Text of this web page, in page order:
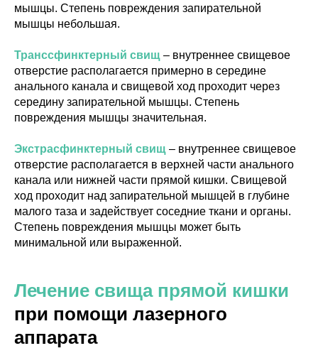
мышцы. Степень повреждения запирательной
мышцы небольшая.
Транссфинктерный свищ – внутреннее свищевое
отверстие располагается примерно в середине
анального канала и свищевой ход проходит через
середину запирательной мышцы. Степень
повреждения мышцы значительная.
Экстрасфинктерный свищ – внутреннее свищевое
отверстие располагается в верхней части анального
канала или нижней части прямой кишки. Свищевой
ход проходит над запирательной мышцей в глубине
малого таза и задействует соседние ткани и органы.
Степень повреждения мышцы может быть
минимальной или выраженной.
Лечение свища прямой кишки
при помощи лазерного
аппарата